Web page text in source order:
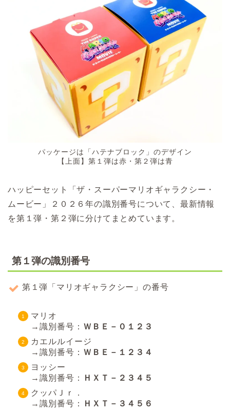
パッケージは「ハテナブロック」のデザイン
【上面】第１弾は赤・第２弾は青
ハッピーセット「ザ・スーパーマリオギャラクシー・
ムービー」２０２６年の識別番号について、最新情報
を第１弾・第２弾に分けてまとめています。
第１弾の識別番号
第１弾「マリオギャラクシー」の番号
マリオ
→識別番号： ＷＢＥ－０１２３
カエルルイージ
→識別番号： ＷＢＥ－１２３４
ヨッシー
→識別番号：
ＨＸＴ－２３４５
クッパＪｒ．
→識別番号：
ＨＸＴ－３４５６